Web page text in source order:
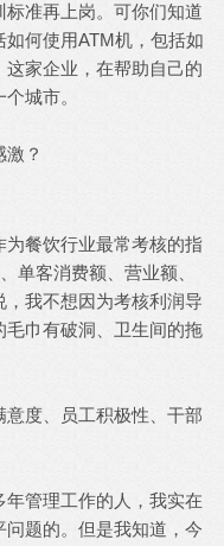
准再上岗。可你们知道
何使用ATM机，包括如
家企业，在帮助自己的
城市。
？
餐饮行业最常考核的指
单客消费额、营业额、
我不想因为考核利润导
巾有破洞、卫生间的拖
度、员工积极性、干部
管理工作的人，我实在
题的。但是我知道，今